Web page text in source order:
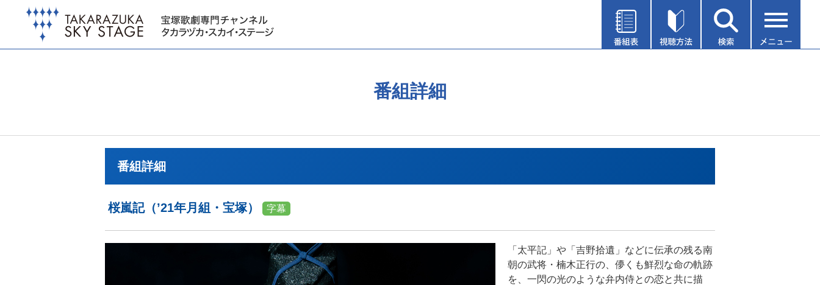
番組詳細
番組詳細
桜嵐記（’21年月組・宝塚） 字幕
「太平記」や「吉野拾遺」などに伝承の残る南
朝の武将・楠木正行の、儚くも鮮烈な命の軌跡
を、一閃の光のような弁内侍との恋と共に描